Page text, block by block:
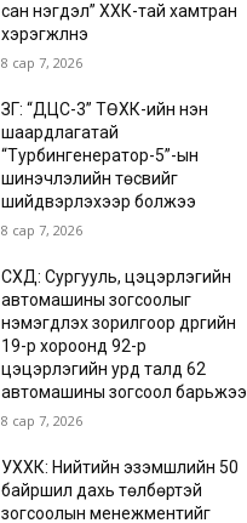
сан нэгдэл” ХХК-тай хамтран
хэрэгжүүлнэ
8 сар 7, 2026
ЗГ: “ДЦС-3” ТӨХК-ийн нэн
шаардлагатай
“Турбингенератор-5”-ын
шинэчлэлийн төсвийг
шийдвэрлэхээр болжээ
8 сар 7, 2026
СХД: Сургууль, цэцэрлэгийн
автомашины зогсоолыг
нэмэгдүүлэх зорилгоор дүүргийн
19-р хороонд 92-р
цэцэрлэгийн урд талд 62
автомашины зогсоол барьжээ
8 сар 7, 2026
УХХК: Нийтийн эзэмшлийн 50
байршил дахь төлбөртэй
зогсоолын менежментийг